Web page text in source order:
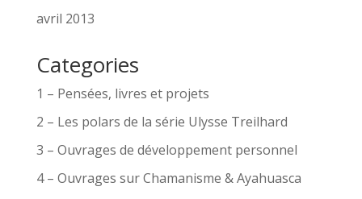
avril 2013
Categories
1 – Pensées, livres et projets
2 – Les polars de la série Ulysse Treilhard
3 – Ouvrages de développement personnel
4 – Ouvrages sur Chamanisme & Ayahuasca